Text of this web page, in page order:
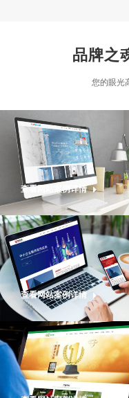
品牌之
您的眼光
查看网站案例详情
查看网站案例详情